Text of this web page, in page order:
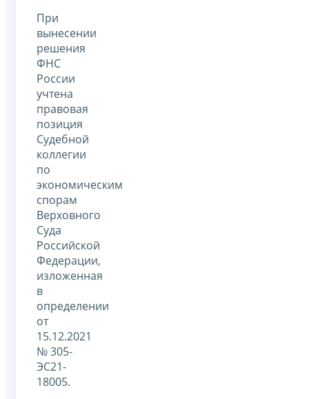
При
вынесении
решения
ФНС
России
учтена
правовая
позиция
Судебной
коллегии
по
экономическим
спорам
Верховного
Суда
Российской
Федерации,
изложенная
в
определении
от
15.12.2021
№ 305-
ЭС21-
18005.